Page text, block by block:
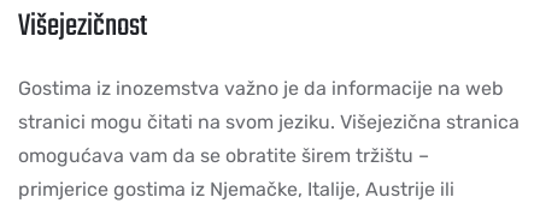
Višejezičnost
Gostima iz inozemstva važno je da informacije na web
stranici mogu čitati na svom jeziku. Višejezična stranica
omogućava vam da se obratite širem tržištu –
primjerice gostima iz Njemačke, Italije, Austrije ili